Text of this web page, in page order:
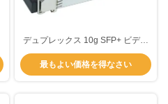
デュプレックス 10g SFP+ ビディ
SFP+ トランシーバー モジュール
TX1270nm RX1310nm
最もよい価格を得なさい